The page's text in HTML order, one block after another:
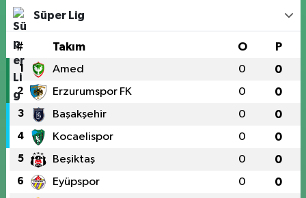
Süper Lig
# Takım O P
1 Amed 0 0
2 Erzurumspor FK 0 0
3 Başakşehir 0 0
4 Kocaelispor 0 0
5 Beşiktaş 0 0
6 Eyüpspor 0 0